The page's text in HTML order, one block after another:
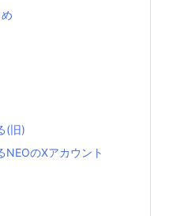
(旧)
NEOのXアカウント